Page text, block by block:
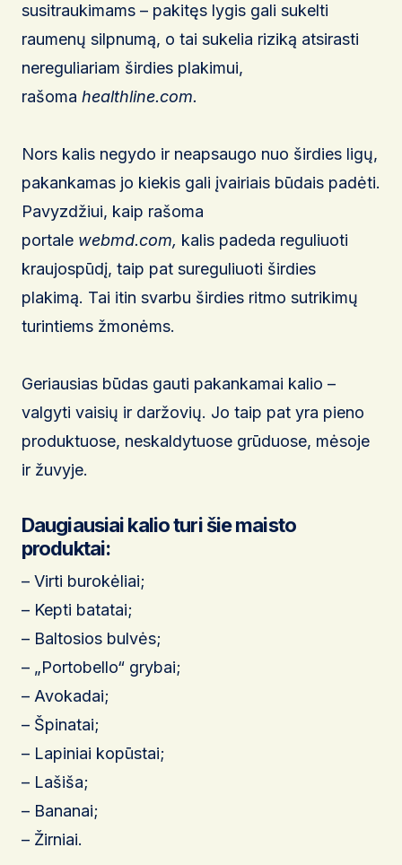
susitraukimams – pakitęs lygis gali sukelti
raumenų silpnumą, o tai sukelia riziką atsirasti
nereguliariam širdies plakimui,
rašoma healthline.com.
Nors kalis negydo ir neapsaugo nuo širdies ligų,
pakankamas jo kiekis gali įvairiais būdais padėti.
Pavyzdžiui, kaip rašoma
portale webmd.com, kalis padeda reguliuoti
kraujospūdį, taip pat sureguliuoti širdies
plakimą. Tai itin svarbu širdies ritmo sutrikimų
turintiems žmonėms.
Geriausias būdas gauti pakankamai kalio –
valgyti vaisių ir daržovių. Jo taip pat yra pieno
produktuose, neskaldytuose grūduose, mėsoje
ir žuvyje.
Daugiausiai kalio turi šie maisto
produktai:
– Virti burokėliai;
– Kepti batatai;
– Baltosios bulvės;
– „Portobello“ grybai;
– Avokadai;
– Špinatai;
– Lapiniai kopūstai;
– Lašiša;
– Bananai;
– Žirniai.